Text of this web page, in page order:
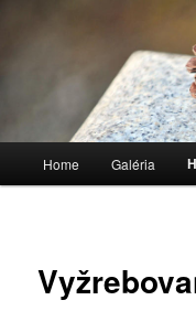
TTC
Skip
Home Galéria